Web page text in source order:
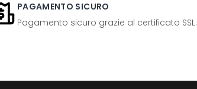
PAGAMENTO SICURO
Pagamento sicuro grazie al certificato SSL.